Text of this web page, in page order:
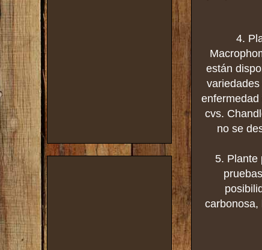
4.
están
cvs.
no se
5. Plante
carbonosa,